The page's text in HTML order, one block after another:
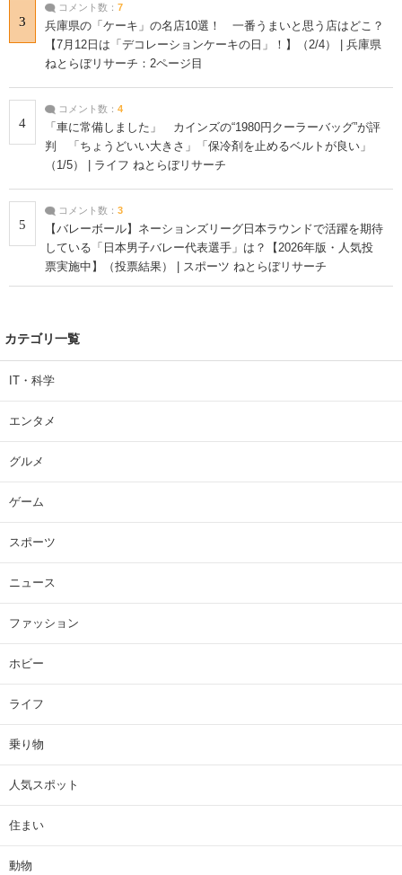
3
コメント数： 7
兵庫県の「ケーキ」の名店10選！ 一番うまいと思う店はどこ？
【7月12日は「デコレーションケーキの日」！】（2/4） | 兵庫県
ねとらぼリサーチ：2ページ目
4
コメント数： 4
「車に常備しました」 カインズの“1980円クーラーバッグ”が評
判 「ちょうどいい大きさ」「保冷剤を止めるベルトが良い」
（1/5） | ライフ ねとらぼリサーチ
5
コメント数： 3
【バレーボール】ネーションズリーグ日本ラウンドで活躍を期待
している「日本男子バレー代表選手」は？【2026年版・人気投
票実施中】（投票結果） | スポーツ ねとらぼリサーチ
カテゴリ一覧
IT・科学
エンタメ
グルメ
ゲーム
スポーツ
ニュース
ファッション
ホビー
ライフ
乗り物
人気スポット
住まい
動物